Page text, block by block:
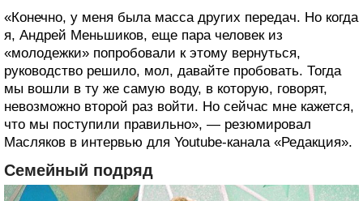
«Конечно, у меня была масса других передач. Но когда
я, Андрей Меньшиков, еще пара человек из
«молодежки» попробовали к этому вернуться,
руководство решило, мол, давайте пробовать. Тогда
мы вошли в ту же самую воду, в которую, говорят,
невозможно второй раз войти. Но сейчас мне кажется,
что мы поступили правильно», — резюмировал
Масляков в интервью для Youtube-канала «Редакция».
Семейный подряд